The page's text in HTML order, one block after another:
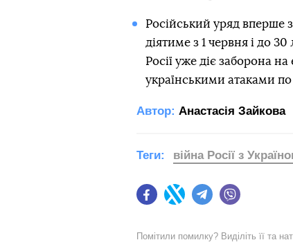
Російський уряд вперше
діятиме з 1 червня і до
Росії уже діє заборона
українськими атаками
Автор: Анастасія Зайкова
FacebookTwitter Telegram
Теги: війна Росії з
Помітили помилку? Виділіть її та